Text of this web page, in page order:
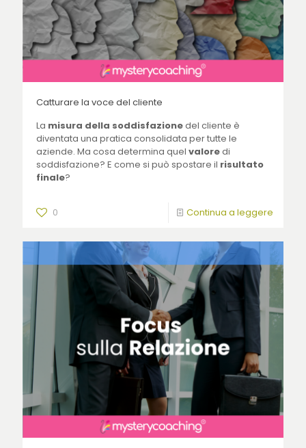
Catturare la voce del cliente
La misura della soddisfazionedel cliente è
diventata una pratica consolidata per tutte le
aziende. Ma cosa determina quel valoredi
soddisfazione? E come si può spostare il risultato
finale?
0 Continua a leggere